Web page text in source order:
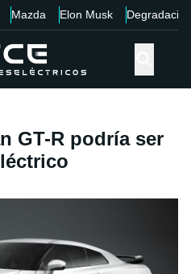
Mazda Elon Musk Degradación
GT-R podría ser